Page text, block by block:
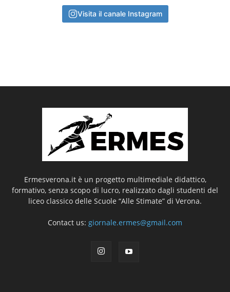
Visita il canale Instagram
Ermesverona.it è un progetto multimediale didattico,
formativo, senza scopo di lucro, realizzato dagli studenti del
liceo classico delle Scuole “Alle Stimate” di Verona.
Contact us: giornale.ermes@gmail.com